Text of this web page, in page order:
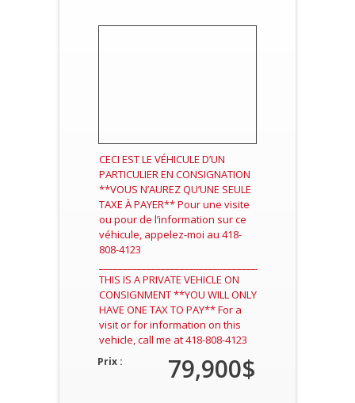
CECI EST LE VÉHICULE D’UN
PARTICULIER EN CONSIGNATION
**VOUS N’AUREZ QU’UNE SEULE
TAXE À PAYER** Pour une visite
ou pour de l’information sur ce
véhicule, appelez-moi au 418-
808-4123
THIS IS A PRIVATE VEHICLE ON
CONSIGNMENT **YOU WILL ONLY
HAVE ONE TAX TO PAY** For a
visit or for information on this
vehicle, call me at 418-808-4123
Prix : 79,900$